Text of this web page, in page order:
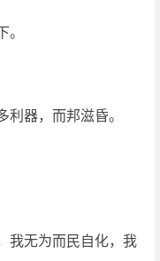
器，而邦滋昏。
我无为而民自化，我